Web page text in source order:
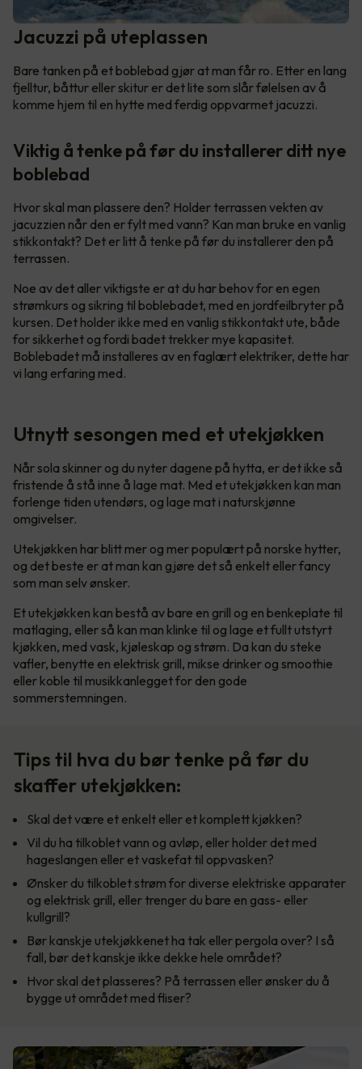
Jacuzzi på uteplassen
Bare tanken på et boblebad gjør at man får ro. Etter en lang
fjelltur, båttur eller skitur er det lite som slår følelsen av å
komme hjem til en hytte med ferdig oppvarmet jacuzzi.
Viktig å tenke på før du installerer ditt nye
boblebad
Hvor skal man plassere den? Holder terrassen vekten av
jacuzzien når den er fylt med vann? Kan man bruke en vanlig
stikkontakt? Det er litt å tenke på før du installerer den på
terrassen.
Noe av det aller viktigste er at du har behov for en egen
strømkurs og sikring til boblebadet, med en jordfeilbryter på
kursen. Det holder ikke med en vanlig stikkontakt ute, både
for sikkerhet og fordi badet trekker mye kapasitet.
Boblebadet må installeres av en faglært elektriker, dette har
vi lang erfaring med.
Utnytt sesongen med et utekjøkken
Når sola skinner og du nyter dagene på hytta, er det ikke så
fristende å stå inne å lage mat. Med et utekjøkken kan man
forlenge tiden utendørs, og lage mat i naturskjønne
omgivelser.
Utekjøkken har blitt mer og mer populært på norske hytter,
og det beste er at man kan gjøre det så enkelt eller fancy
som man selv ønsker.
Et utekjøkken kan bestå av bare en grill og en benkeplate til
matlaging, eller så kan man klinke til og lage et fullt utstyrt
kjøkken, med vask, kjøleskap og strøm. Da kan du steke
vafler, benytte en elektrisk grill, mikse drinker og smoothie
eller koble til musikkanlegget for den gode
sommerstemningen.
Tips til hva du bør tenke på før du
skaffer utekjøkken:
Skal det være et enkelt eller et komplett kjøkken?
Vil du ha tilkoblet vann og avløp, eller holder det med
hageslangen eller et vaskefat til oppvasken?
Ønsker du tilkoblet strøm for diverse elektriske apparater
og elektrisk grill, eller trenger du bare en gass- eller
kullgrill?
Bør kanskje utekjøkkenet ha tak eller pergola over? I så
fall, bør det kanskje ikke dekke hele området?
Hvor skal det plasseres? På terrassen eller ønsker du å
bygge ut området med fliser?